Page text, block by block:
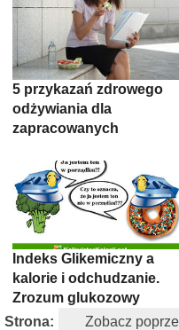
5 przykazań zdrowego
odżywiania dla
zapracowanych
Indeks Glikemiczny a
kalorie i odchudzanie.
Zrozum glukozowy
Roller Coaster
Strona: Zobacz